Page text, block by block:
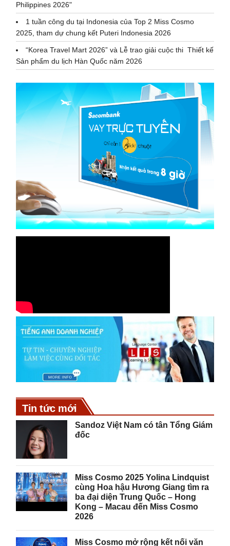
Philippines 2026"
1 tuần công du tại Indonesia của Top 2 Miss Cosmo
2025, tham dự chung kết Puteri Indonesia 2026
“Korea Travel Mart 2026” và Lễ trao giải cuộc thi Thiết kế
Sản phẩm du lịch Hàn Quốc năm 2026
Tin tức mới
Sandoz Việt Nam có tân Tổng Giám
đốc
Miss Cosmo 2025 Yolina Lindquist
cùng Hoa hậu Hương Giang tìm ra
ba đại diện Trung Quốc – Hong
Kong – Macau đến Miss Cosmo
2026
Miss Cosmo mở rộng kết nối văn